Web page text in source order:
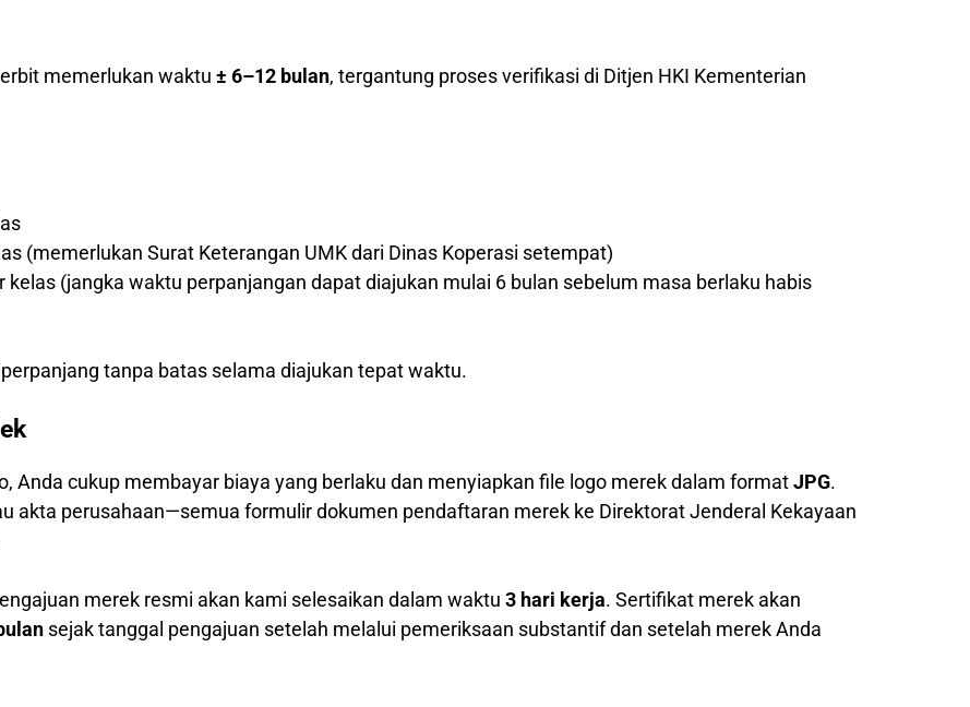
memerlukan waktu ± 6–12 bulan, tergantung proses verifikasi di Ditjen HKI Kementerian
(memerlukan Surat Keterangan UMK dari Dinas Koperasi setempat)
kelas (jangka waktu perpanjangan dapat diajukan mulai 6 bulan sebelum masa berlaku habis
tanpa batas selama diajukan tepat waktu.
Anda cukup membayar biaya yang berlaku dan menyiapkan file logo merek dalam formatJPG.
akta perusahaan—semua formulir dokumen pendaftaran merek ke Direktorat Jenderal Kekayaan
merek resmi akan kami selesaikan dalam waktu 3 hari kerja. Sertifikat merek akan
sejak tanggal pengajuan setelah melalui pemeriksaan substantif dan setelah merek Anda